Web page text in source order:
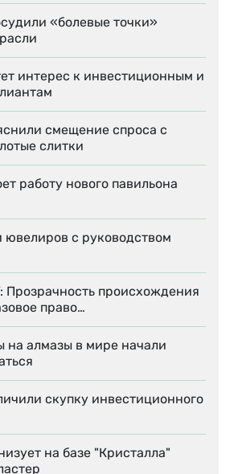
«болевые точки»
интерес к инвестиционным и
смещение спроса с
слитки
работу нового павильона
ювелиров с руководством
Прозрачность происхождения
право…
на алмазы в мире начали
скупку инвестиционного
на базе "Кристалла"